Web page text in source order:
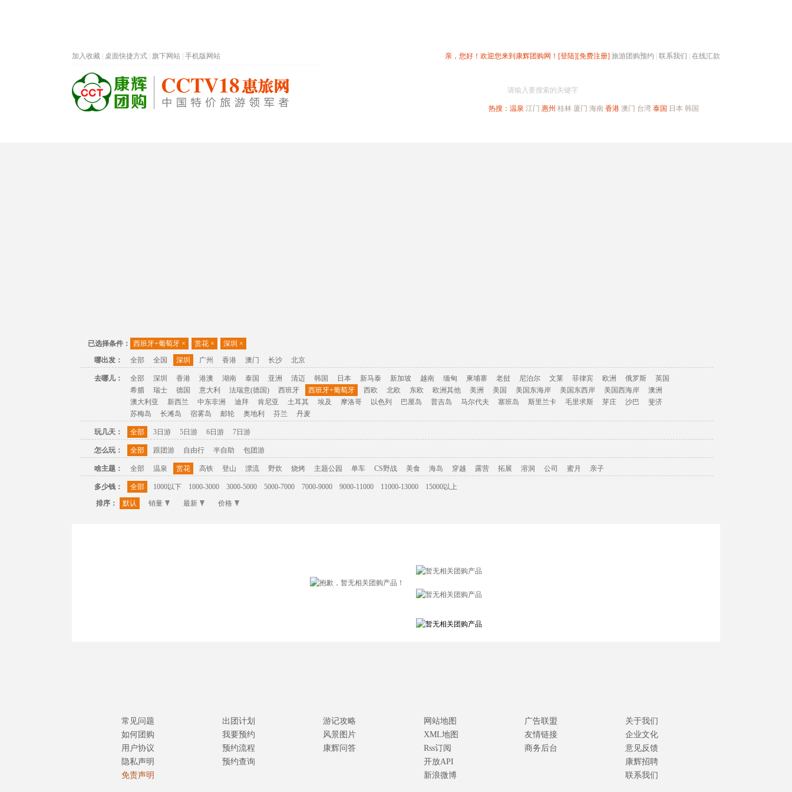
亲，您好！欢迎您来到康辉团购网！ [登陆][免费注册] 旅游团购预约 联系我们 在线汇款
加入收藏 桌面快捷方式 旗下网站 手机版网站
请输入要搜索的关键字
热搜： 温泉 江门 惠州 桂林 厦门 海南 香港 澳门 台湾 泰国 日本 韩国
已选择条件： 西班牙+葡萄牙 × 赏花 × 深圳 ×
哪出发：
全部 全国 深圳 广州 香港 澳门 长沙 北京
去哪儿： 全部 深圳 香港 港澳 湖南 泰国 亚洲 清迈 韩国 日本 新马泰 新加坡 越南 缅甸 柬埔寨 老挝 尼泊尔 文莱 菲律宾 欧洲 俄罗斯
英国
希腊
瑞士 德国 意大利 法瑞意(德国) 西班牙 西班牙+葡萄牙 西欧 北欧 东欧 欧洲其他 美洲 美国 美国东海岸 美国东西岸 美国西海岸
澳洲
澳大利亚
新西兰 中东非洲 迪拜 肯尼亚 土耳其 埃及 摩洛哥 以色列 巴厘岛 普吉岛 马尔代夫 塞班岛 斯里兰卡 毛里求斯 芽庄 沙巴
斐济
苏梅岛
长滩岛 宿雾岛 邮轮 奥地利 芬兰 丹麦
玩几天： 全部 3日游 5日游 6日游 7日游
怎么玩： 全部 跟团游 自由行 半自助 包团游
啥主题： 全部 温泉 赏花 高铁 登山 漂流 野炊 烧烤 主题公园 单车 CS野战 美食 海岛 穿越 露营 拓展 溶洞 公司 蜜月 亲子
多少钱： 全部 1000以下 1000-3000 3000-5000 5000-7000 7000-9000 9000-11000 11000-13000
15000以上
排序：
默认 销量 最新 价格
常见问题
如何团购
用户协议
隐私声明
免责声明
出团计划
我要预约
预约流程
预约查询
游记攻略
风景图片
康辉问答
网站地图
XML地图
Rss订阅
开放API
新浪微博
广告联盟
友情链接
商务后台
关于我们
企业文化
意见反馈
康辉招聘
联系我们